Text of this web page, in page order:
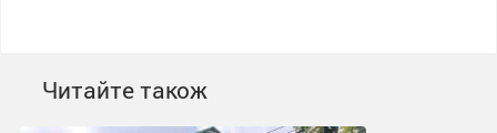
Читайте також